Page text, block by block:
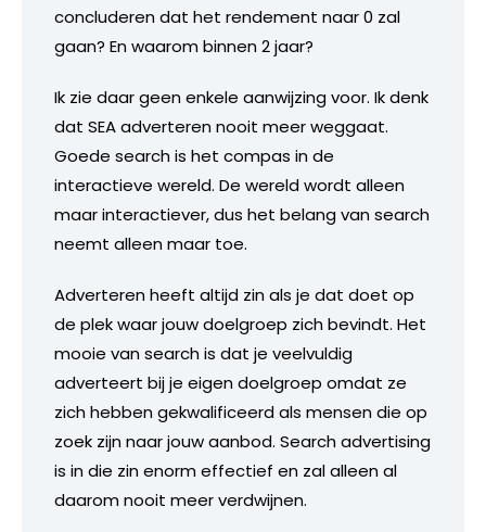
concluderen dat het rendement naar 0 zal
gaan? En waarom binnen 2 jaar?
Ik zie daar geen enkele aanwijzing voor. Ik denk
dat SEA adverteren nooit meer weggaat.
Goede search is het compas in de
interactieve wereld. De wereld wordt alleen
maar interactiever, dus het belang van search
neemt alleen maar toe.
Adverteren heeft altijd zin als je dat doet op
de plek waar jouw doelgroep zich bevindt. Het
mooie van search is dat je veelvuldig
adverteert bij je eigen doelgroep omdat ze
zich hebben gekwalificeerd als mensen die op
zoek zijn naar jouw aanbod. Search advertising
is in die zin enorm effectief en zal alleen al
daarom nooit meer verdwijnen.